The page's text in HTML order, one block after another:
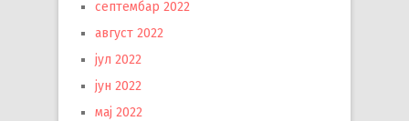
септембар 2022
август 2022
јул 2022
јун 2022
мај 2022